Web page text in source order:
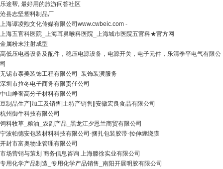
乐途帮, 最好用的旅游问答社区
沧县志坚塑料制品厂
上海谭凌煦文化传媒有限公司www.cwbeic.com -
上海五官科医院_上海耳鼻喉科医院_上海城市医院五官科★官方网
金属粉末注射成型
高低压电器设备及配件，稳压电源设备，电源开关，电子元件，乐清季平电气有限公
司
无锡市泰美装饰工程有限公司_装饰装潢服务
深圳市拉冬电子商务有限责任公司
中山峥奢高分子材料有限公司
豆制品生产|加工及销售|土特产销售||安徽宏良食品有限公司
杭州御牛科技有限公司
饲料牧草_粮油_农副产品_黑龙江夕恩兰商贸有限公司
宁波帕德安包装材料科技有限公司-捆扎包装胶带-拉伸缠绕膜
开封市富奥物业管理有限公司
市场营销与策划 商务信息咨询 上海滕徐实业有限公司
专用化学产品制造_专用化学产品销售_南阳开展明胶有限公司